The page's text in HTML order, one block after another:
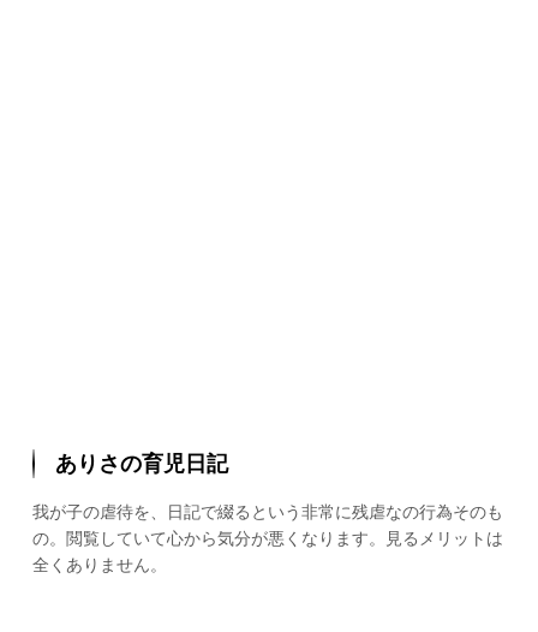
ありさの育児日記
我が子の虐待を、日記で綴るという非常に残虐なの行為そのも
の。閲覧していて心から気分が悪くなります。見るメリットは
全くありません。